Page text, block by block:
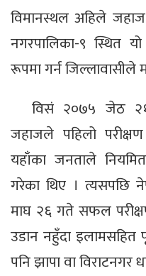
विमानस्थल अहिले
नगरपालिका-९ स्थित
रूपमा गर्न जिल्लावासीले
विसं २०७५ जेठ २१
जहाजले पहिलो
यहाँका जनताले
गरेका थिए । त्यसपछि
माघ २६ गते सफल
उडान नहुँदा इलामसहित
पनि झापा वा विराटनगर